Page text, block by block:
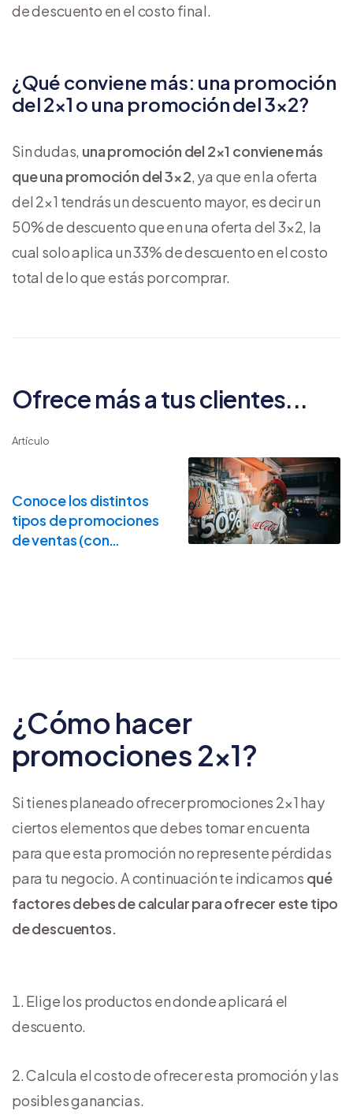
de descuento en el costo final.
¿Qué conviene más: una promoción
del 2×1 o una promoción del 3×2?
Sin dudas, una promoción del 2×1 conviene más
que una promoción del 3×2, ya que en la oferta
del 2×1 tendrás un descuento mayor, es decir un
50% de descuento que en una oferta del 3×2, la
cual solo aplica un 33% de descuento en el costo
total de lo que estás por comprar.
Ofrece más a tus clientes...
Artículo
Conoce los distintos
tipos de promociones
de ventas (con
¿Cómo hacer
promociones 2×1?
Si tienes planeado ofrecer promociones 2×1 hay
ciertos elementos que debes tomar en cuenta
para que esta promoción no represente pérdidas
para tu negocio. A continuación te indicamos qué
factores debes de calcular para ofrecer este tipo
de descuentos.
Elige los productos en donde aplicará el
descuento.
Calcula el costo de ofrecer esta promoción y las
posibles ganancias.